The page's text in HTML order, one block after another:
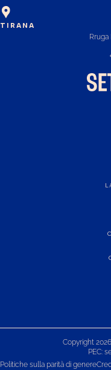
TIRANA
Rruga
Copyright
PEC:
Politiche sulla parità di genere